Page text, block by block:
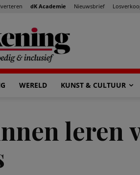
dK Academie Nieuwsbrief
WERELD KUNST & CULTUUR
leren